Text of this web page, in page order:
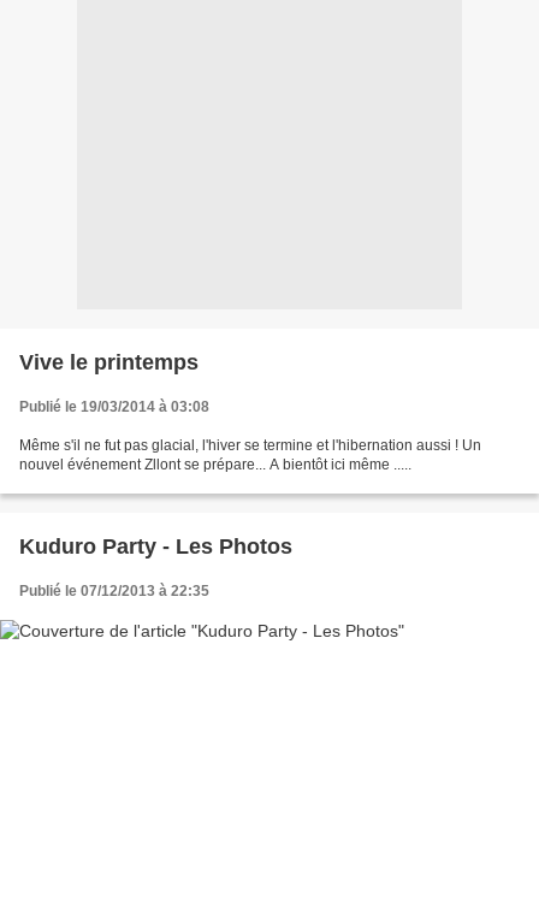
Vive le printemps
Publié le 19/03/2014 à 03:08
Même s'il ne fut pas glacial, l'hiver se termine et l'hibernation aussi ! Un
nouvel événement Zllont se prépare... A bientôt ici même .....
Kuduro Party - Les Photos
Publié le 07/12/2013 à 22:35